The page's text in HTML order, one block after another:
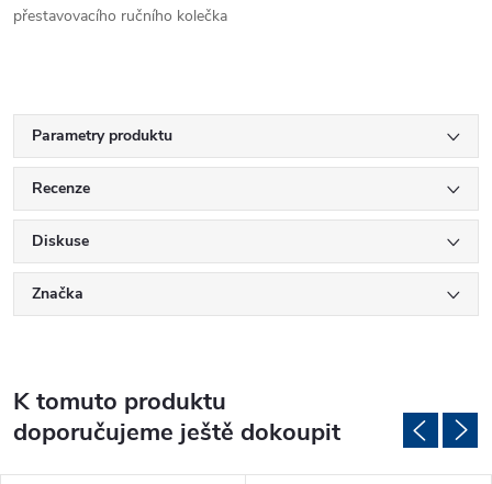
přestavovacího ručního kolečka
Parametry produktu
Recenze
Diskuse
Značka
K tomuto produktu
doporučujeme ještě dokoupit